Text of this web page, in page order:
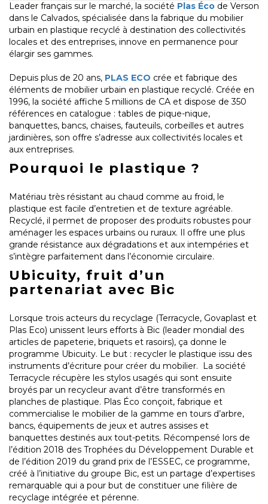
Leader français sur le marché, la société Plas Éco de Verson
dans le Calvados, spécialisée dans la fabrique du mobilier
urbain en plastique recyclé à destination des collectivités
locales et des entreprises, innove en permanence pour
élargir ses gammes.
Depuis plus de 20 ans, PLAS ECO crée et fabrique des
éléments de mobilier urbain en plastique recyclé. Créée en
1996, la société affiche 5 millions de CA et dispose de 350
références en catalogue : tables de pique-nique,
banquettes, bancs, chaises, fauteuils, corbeilles et autres
jardinières, son offre s’adresse aux collectivités locales et
aux entreprises.
Pourquoi le plastique ?
Matériau très résistant au chaud comme au froid, le
plastique est facile d’entretien et de texture agréable.
Recyclé, il permet de proposer des produits robustes pour
aménager les espaces urbains ou ruraux. Il offre une plus
grande résistance aux dégradations et aux intempéries et
s’intègre parfaitement dans l’économie circulaire.
Ubicuity, fruit d’un
partenariat avec Bic
Lorsque trois acteurs du recyclage (Terracycle, Govaplast et
Plas Eco) unissent leurs efforts à Bic (leader mondial des
articles de papeterie, briquets et rasoirs), ça donne le
programme Ubicuity. Le but : recycler le plastique issu des
instruments d’écriture pour créer du mobilier. La société
Terracycle récupère les stylos usagés qui sont ensuite
broyés par un recycleur avant d’être transformés en
planches de plastique. Plas Éco conçoit, fabrique et
commercialise le mobilier de la gamme en tours d’arbre,
bancs, équipements de jeux et autres assises et
banquettes destinés aux tout-petits. Récompensé lors de
l’édition 2018 des Trophées du Développement Durable et
de l’édition 2019 du grand prix de l’ESSEC, ce programme,
créé à l’initiative du groupe Bic, est un partage d’expertises
remarquable qui a pour but de constituer une filière de
recyclage intégrée et pérenne.